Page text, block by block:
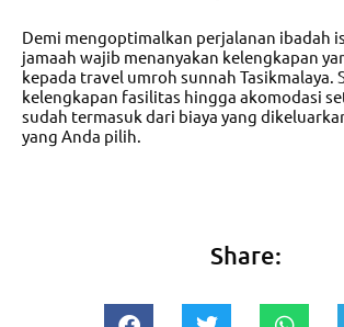
Demi mengoptimalkan perjalanan ibadah
jamaah wajib menanyakan kelengkapan
kepada travel umroh sunnah Tasikmalaya .
kelengkapan fasilitas hingga akomodasi
sudah termasuk dari biaya yang
yang Anda pilih.
Share: